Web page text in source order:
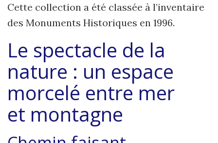
Cette collection a été classée à l’inventaire
des Monuments Historiques en 1996.
Le spectacle de la
nature : un espace
morcelé entre mer
et montagne